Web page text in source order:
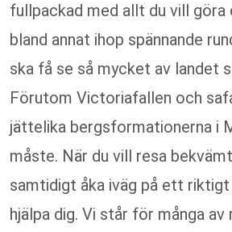
fullpackad med allt du vill göra
bland annat ihop spännande
ska få se så mycket av landet
Förutom Victoriafallen och
jättelika bergsformationerna i
måste. När du vill resa
samtidigt åka iväg på ett riktigt
hjälpa dig. Vi står för många